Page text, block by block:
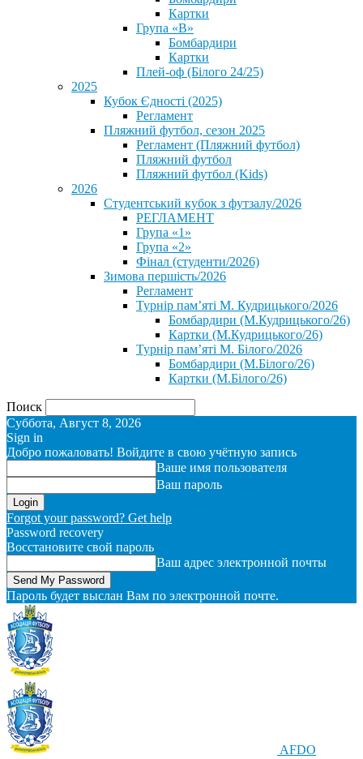
Картки
Група «В»
Бомбардири
Картки
Плей-оф (Білого 24/25)
2025
Кубок Єдності (2025)
Регламент
Пляжний футбол, сезон 2025
Регламент (Пляжний футбол)
Пляжний футбол
Пляжний футбол (Kids)
2026
Студентський кубок з футзалу/2026
РЕГЛАМЕНТ
Група «1»
Група «2»
Фінал (студенти/2026)
⁨Зимова першість/2026⁩
Регламент
Турнір пам’яті М. Кудрицького/2026
Бомбардири (М.Кудрицького/26)
Картки (М.Кудрицького/26)
Турнір пам’яті М. Білого/2026
Бомбардири (М.Білого/26)
Картки (М.Білого/26)
Поиск
Суббота, Август 8, 2026
Sign in
Добро пожаловать! Войдите в свою учётную запись
Ваше имя пользователя
Ваш пароль
Forgot your password? Get help
Password recovery
Восстановите свой пароль
Ваш адрес электронной почты
Пароль будет выслан Вам по электронной почте.
AFDO